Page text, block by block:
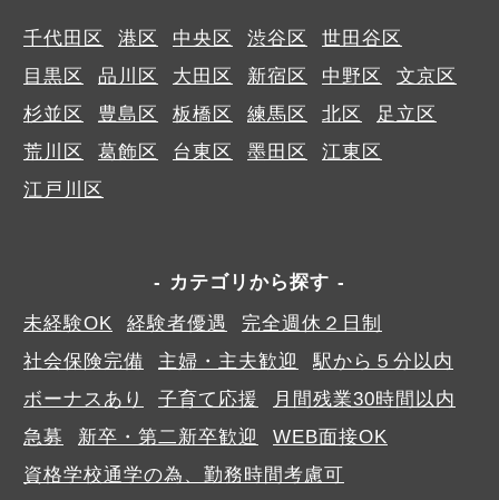
千代田区 港区 中央区 渋谷区
世田谷区
目黒区
品川区 大田区 新宿区 中野区
文京区
杉並区
豊島区 板橋区 練馬区 北区
足立区
荒川区
葛飾区 台東区 墨田区
江東区
江戸川区
カテゴリから探す
未経験OK
経験者優遇
完全週休２日制
社会保険完備
主婦・主夫歓迎
駅から５分以内
ボーナスあり
子育て応援
月間残業30時間以内
急募
新卒・第二新卒歓迎
WEB面接OK
資格学校通学の為、勤務時間考慮可